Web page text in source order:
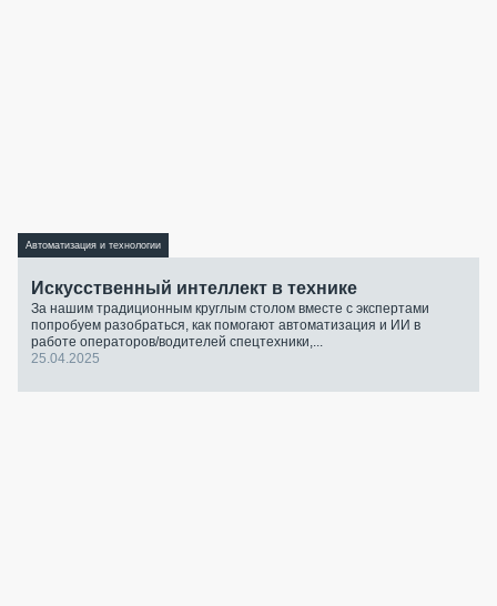
Автоматизация и технологии
Искусственный интеллект в технике
За нашим традиционным круглым столом вместе с экспертами
попробуем разобраться, как помогают автоматизация и ИИ в
работе операторов/водителей спецтехники,...
25.04.2025